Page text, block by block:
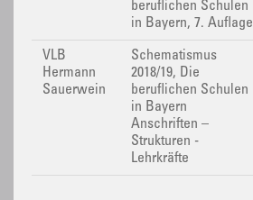
beruflichen Schulen
in Bayern, 7. Auflage
VLB
Hermann
Sauerwein
Schematismus
2018/19, Die
beruflichen Schulen
in Bayern
Anschriften –
Strukturen -
Lehrkräfte